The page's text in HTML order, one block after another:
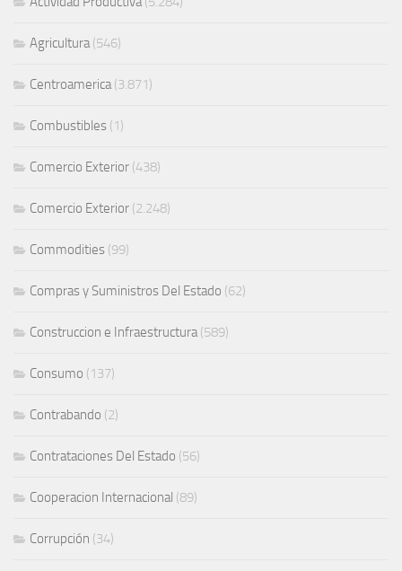
Agricultura(546)
Centroamerica(3.871)
Combustibles (1)
Comercio Exterior (438)
Comercio Exterior (2.248)
Commodities (99)
Compras y Suministros Del Estado (62)
Construccion e Infraestructura(589)
Consumo (137)
Contrabando (2)
Contrataciones Del Estado (56)
Cooperacion Internacional (89)
Corrupción (34)